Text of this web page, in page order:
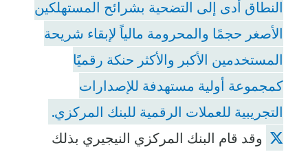
النطاق أدى إلى التضحية بشرائح المستهلكين
الأصغر حجمًا والمحرومة مالياً لإبقاء شريحة
المستخدمين الأكبر والأكثر حنكة رقميًا
كمجموعة أولية مستهدفة للإصدارات
التجريبية للعملات الرقمية للبنك المركزي.
وقد قام البنك المركزي النيجيري بذلك